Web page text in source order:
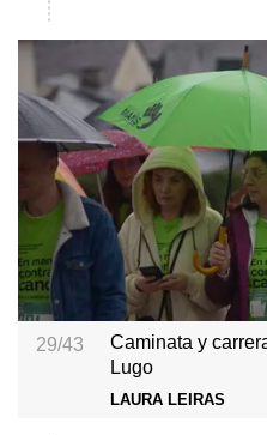
29/43
Caminata y
Lugo
LAURA LEIRAS